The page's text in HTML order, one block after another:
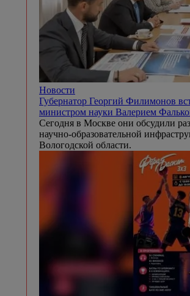
Новости
Губернатор Георгий Филимонов
министром науки Валерием
Сегодня в Москве они обсудили
научно-образовательной
Вологодской области.